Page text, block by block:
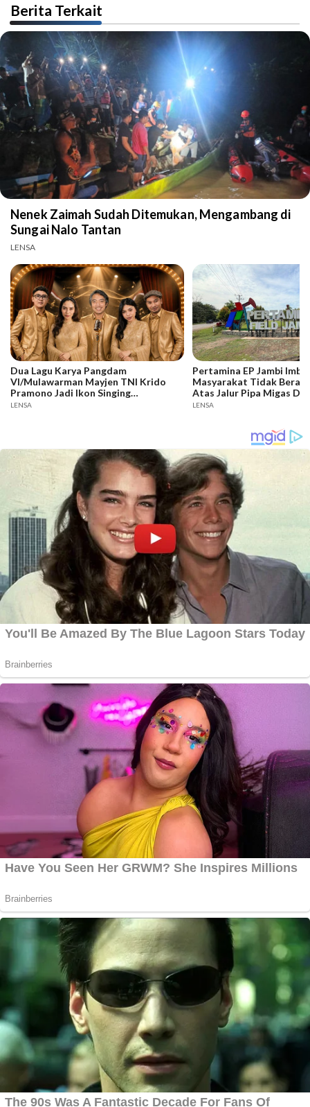
Berita Terkait
Nenek Zaimah Sudah Ditemukan, Mengambang di
Sungai Nalo Tantan
LENSA
Dua Lagu Karya Pangdam
VI/Mulawarman Mayjen TNI Krido
Pramono Jadi Ikon Singing
Competition HUT Ke-81 RI
LENSA
Pertamina EP Jambi
Masyarakat Tidak
Atas Jalur Pipa Migas
Keselamatan Bersama
LENSA